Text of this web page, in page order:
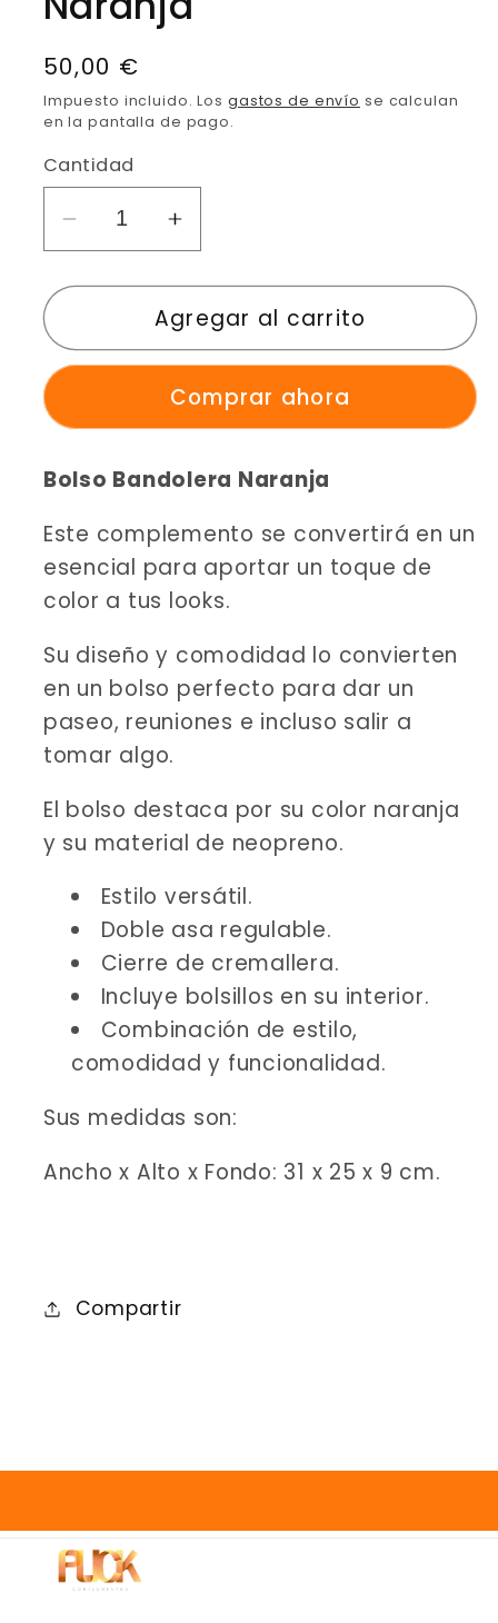
Precio
habitual
50,00 €
Impuesto incluido. Los gastos de envío se calculan
en la pantalla de pago.
Cantidad
Reducir
cantidad
para
Bandolera
Naranja
Aumentar
cantidad
para
Bolso
Bandolera
Agregar al carrito
Comprar ahora
Bolso Bandolera Naranja
Este complemento se convertirá en un
esencial para aportar un toque de
color a tus looks.
Su diseño y comodidad lo convierten
en un bolso perfecto para dar un
paseo, reuniones e incluso salir a
tomar algo.
El bolso destaca por su color naranja
y su material de neopreno.
Estilo versátil.
Doble asa regulable.
Cierre de cremallera.
Incluye bolsillos en su interior.
Combinación de estilo,
comodidad y funcionalidad.
Sus medidas son:
Ancho x Alto x Fondo: 31 x 25 x 9 cm.
Compartir